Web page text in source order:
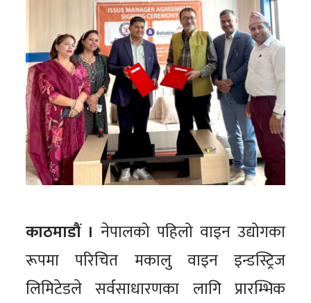
काठमाडौं । नेपालको पहिलो वाइन उद्योगका
रूपमा परिचित मकालु वाइन इन्डस्ट्रिज
लिमिटेडले सर्वसाधारणका लागि प्रारम्भिक